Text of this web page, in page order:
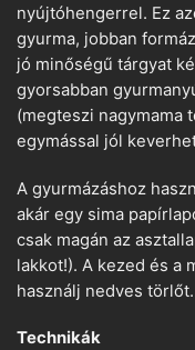
nyújtóhengerrel. Ez
gyurma, jobban
jó minőségű tárgyat
gyorsabban
(megteszi
egymással jól
A gyurmázáshoz
akár egy sima
csak magán az
lakkot!). A kezed és a
használj nedves törlőt.
Technikák